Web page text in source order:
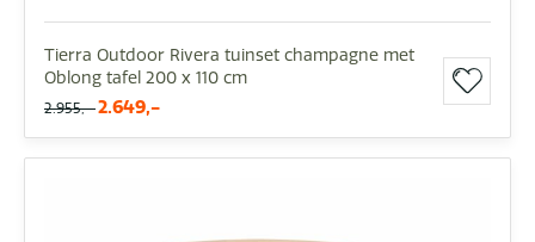
Tierra Outdoor Rivera tuinset champagne met
Oblong tafel 200 x 110 cm
2.955,- 2.649,-